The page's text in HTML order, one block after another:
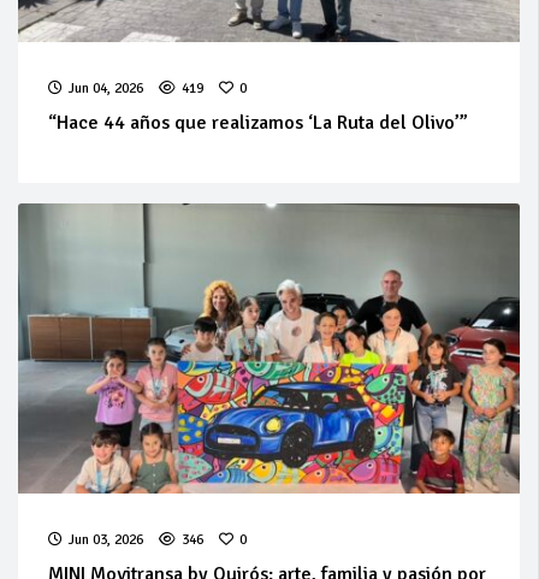
Jun 04, 2026 419 0
“Hace 44 años que realizamos ‘La Ruta del Olivo’”
Jun 03, 2026 346 0
MINI Movitransa by Quirós: arte, familia y pasión por